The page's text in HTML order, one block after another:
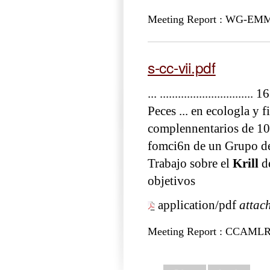
Meeting Report : WG-
s-cc-vii.pdf
... ...............................
Peces ... en ecologla y
complennentarios de
fomci6n de un Grupo
Trabajo sobre el Krill
objetivos
application/pdf
Meeting Report :